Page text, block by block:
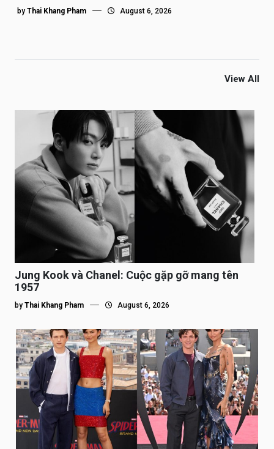
by Thai Khang Pham August 6, 2026
View All
Jung Kook và Chanel: Cuộc gặp gỡ mang tên
1957
by Thai Khang Pham August 6, 2026